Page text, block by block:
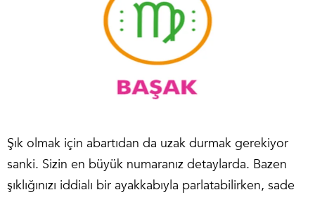
Şık olmak için abartıdan da uzak durmak gerekiyor
sanki. Sizin en büyük numaranız detaylarda. Bazen
şıklığınızı iddialı bir ayakkabıyla parlatabilirken, sade